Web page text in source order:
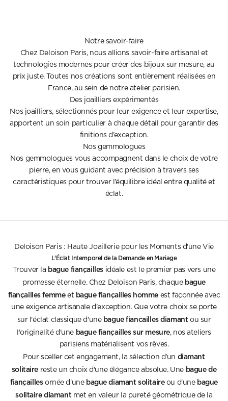
Notre savoir-faire
Chez Deloison Paris, nous allions savoir-faire artisanal et
technologies modernes pour créer des bijoux sur mesure, au
prix juste. Toutes nos créations sont entièrement réalisées en
France, au sein de notre atelier parisien.
Des joailliers expérimentés
Nos joailliers, sélectionnés pour leur exigence et leur expertise,
apportent un soin particulier à chaque détail pour garantir des
finitions d’exception.
Nos gemmologues
Nos gemmologues vous accompagnent dans le choix de votre
pierre, en vous guidant avec précision à travers ses
caractéristiques pour trouver l’équilibre idéal entre qualité et
éclat.
Deloison Paris : Haute Joaillerie pour les Moments d'une Vie
L'Éclat Intemporel de la Demande en Mariage
Trouver la bague fiançaillesidéale est le premier pas vers une
promesse éternelle. Chez Deloison Paris, chaque bague
fiançailles femmeet bague fiançailles homme est façonnée avec
une exigence artisanale d'exception. Que votre choix se porte
sur l'éclat classique d'une bague fiancailles diamant ou sur
l'originalité d'une bague fiançailles sur mesure, nos ateliers
parisiens matérialisent vos rêves.
Pour sceller cet engagement, la sélection d'un diamant
solitaire reste un choix d'une élégance absolue. Une bague de
fiançaillesornée d'une bague diamant solitaireou d'une bague
solitaire diamant met en valeur la pureté géométrique de la